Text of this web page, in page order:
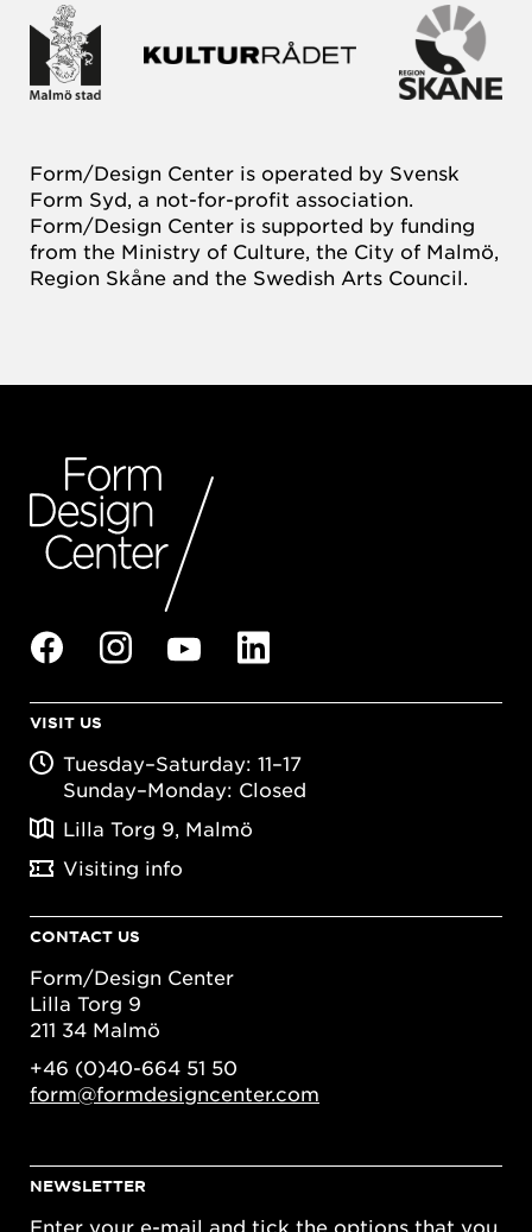
Form/Design Center is operated by Svensk
Form Syd, a not-for-profit association.
Form/Design Center is supported by funding
from the Ministry of Culture, the City of Malmö,
Region Skåne and the Swedish Arts Council.
VISIT US
Tuesday–Saturday: 11–17
Sunday–Monday: Closed
Lilla Torg 9, Malmö
Visiting info
CONTACT US
Form/Design Center
Lilla Torg 9
211 34 Malmö
+46 (0)40-664 51 50
form@formdesigncenter.com
NEWSLETTER
Enter your e-mail and tick the options that you